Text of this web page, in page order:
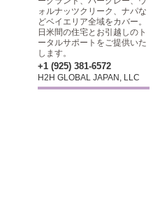
ォルナッツクリーク、ナパな
どベイエリア全域をカバー。
日米間の住宅とお引越しのト
ータルサポートをご提供いた
します。
+1 (925) 381-6572
H2H GLOBAL JAPAN, LLC